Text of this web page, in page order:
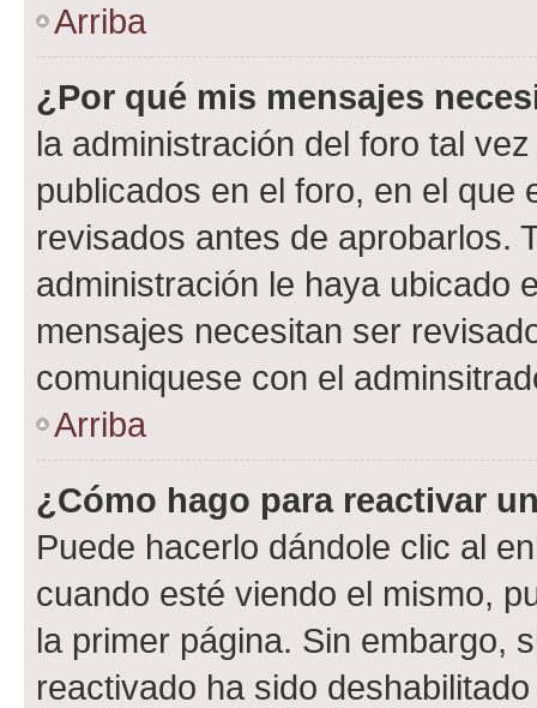
Arriba
¿Por qué mis mensajes
la administración del foro tal
publicados en el foro, en el
revisados antes de aprobarlos.
administración le haya ubicado
mensajes necesitan ser
comuniquese con el
Arriba
¿Cómo hago para reactivar
Puede hacerlo dándole clic al
cuando esté viendo el mismo,
la primer página. Sin embargo,
reactivado ha sido